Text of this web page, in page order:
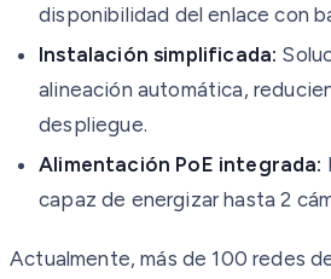
disponibilidad del enlace con
Instalación simplificada:
alineación automática,
despliegue.
Alimentación PoE integrada:
capaz de energizar hasta 2
Actualmente, más de 100 redes